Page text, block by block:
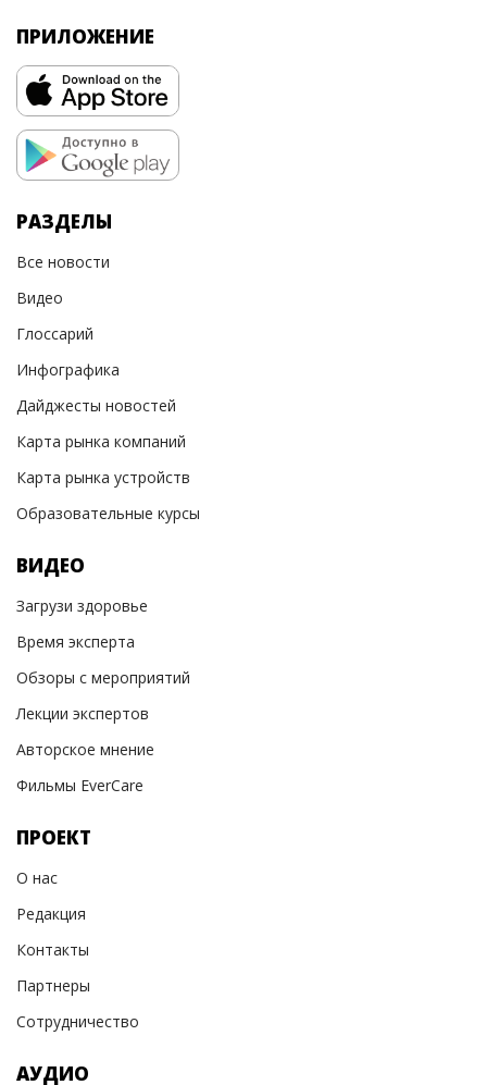
ПРИЛОЖЕНИЕ
РАЗДЕЛЫ
Все новости
Видео
Глоссарий
Инфографика
Дайджесты новостей
Карта рынка компаний
Карта рынка устройств
Образовательные курсы
ВИДЕО
Загрузи здоровье
Время эксперта
Обзоры с мероприятий
Лекции экспертов
Авторское мнение
Фильмы EverCare
ПРОЕКТ
О нас
Редакция
Контакты
Партнеры
Сотрудничество
АУДИО